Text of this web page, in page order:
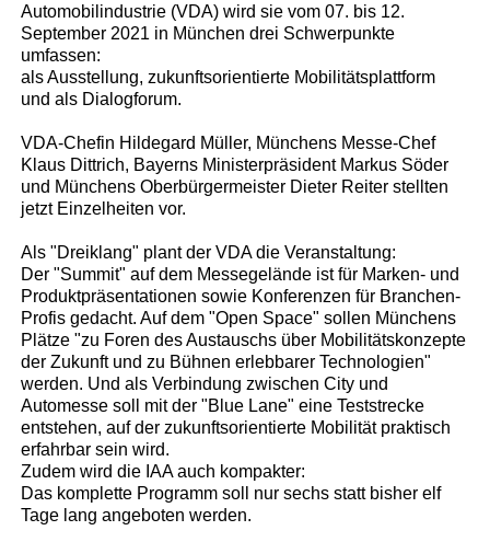
Automobilindustrie (VDA) wird sie vom 07. bis 12.
September 2021 in München drei Schwerpunkte
umfassen:
als Ausstellung, zukunftsorientierte Mobilitätsplattform
und als Dialogforum.
VDA-Chefin Hildegard Müller, Münchens Messe-Chef
Klaus Dittrich, Bayerns Ministerpräsident Markus Söder
und Münchens Oberbürgermeister Dieter Reiter stellten
jetzt Einzelheiten vor.
Als "Dreiklang" plant der VDA die Veranstaltung:
Der "Summit" auf dem Messegelände ist für Marken- und
Produktpräsentationen sowie Konferenzen für Branchen-
Profis gedacht. Auf dem "Open Space" sollen Münchens
Plätze "zu Foren des Austauschs über Mobilitätskonzepte
der Zukunft und zu Bühnen erlebbarer Technologien"
werden. Und als Verbindung zwischen City und
Automesse soll mit der "Blue Lane" eine Teststrecke
entstehen, auf der zukunftsorientierte Mobilität praktisch
erfahrbar sein wird.
Zudem wird die IAA auch kompakter:
Das komplette Programm soll nur sechs statt bisher elf
Tage lang angeboten werden.